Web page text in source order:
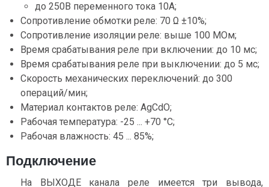
до 250В переменного тока 10A;
Сопротивление обмотки реле: 70 Ω ±10%;
Сопротивление изоляции реле: выше 100 МОм;
Время срабатывания реле при включении: до 10 мс;
Время срабатывания реле при выключении: до 5 мс;
Скорость механических переключений: до 300
операций/мин;
Материал контактов реле: AgCdO;
Рабочая температура: -25 ... +70 °C;
Рабочая влажность: 45 ... 85%;
Подключение
На ВЫХОДЕ канала реле имеется три вывода,